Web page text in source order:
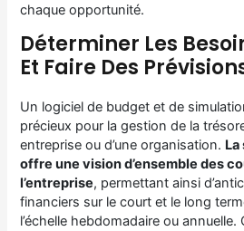
chaque opportunité.
Déterminer Les
Et Faire Des
Un logiciel de budget et de
précieux pour la gestion de la
entreprise ou d’une organisation.
offre une vision d’ensemble des
l’entreprise, permettant ainsi
financiers sur le court et le long
l’échelle hebdomadaire ou